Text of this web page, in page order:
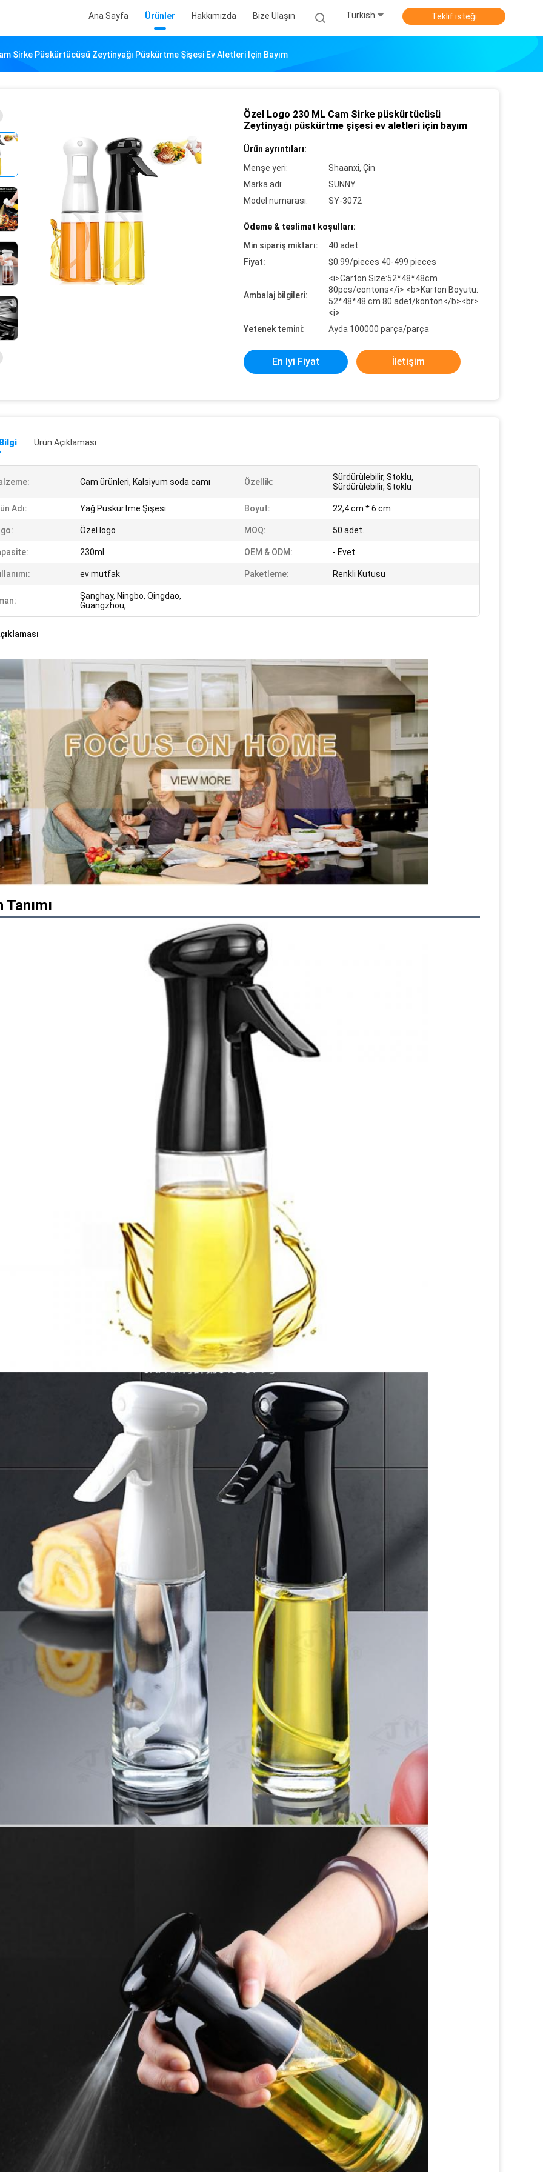
Ana Sayfa Ürünler Hakkımızda Bize Ulaşın Turkish Teklif isteği
Sirke Püskürtücüsü Zeytinyağı Püskürtme Şişesi Ev Aletleri Için Bayım
Özel Logo 230 ML Cam Sirke püskürtücüsü
Zeytinyağı püskürtme şişesi ev aletleri için bayım
Ürün ayrıntıları:
Menşe yeri:
Shaanxi, Çin
Marka adı:
SUNNY
Model numarası:
SY-3072
Ödeme & teslimat koşulları:
Min sipariş miktarı:
40 adet
Fiyat:
$0.99/pieces 40-499 pieces
Ambalaj bilgileri:
<i>Carton Size:52*48*48cm
80pcs/contons</i> <b>Karton Boyutu:
52*48*48 cm 80 adet/konton</b><br>
<i>
Yetenek temini:
Ayda 100000 parça/parça
En Iyi Fiyat İletişim
Ürün Açıklaması
Cam ürünleri, Kalsiyum soda camı Özellik:
Sürdürülebilir, Stoklu,
Sürdürülebilir, Stoklu
Adı: Yağ Püskürtme Şişesi Boyut: 22,4 cm * 6 cm
Özel logo MOQ: 50 adet.
230ml OEM & ODM: - Evet.
ev mutfak Paketleme: Renkli Kutusu
Şanghay, Ningbo, Qingdao,
Guangzhou,
Tanımı